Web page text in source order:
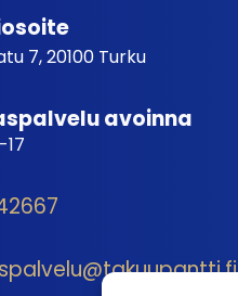
7, 20100 Turku
avoinna